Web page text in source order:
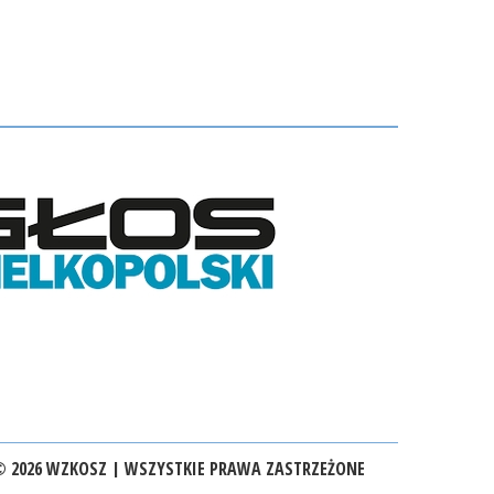
WZKOSZ | WSZYSTKIE PRAWA ZASTRZEŻONE